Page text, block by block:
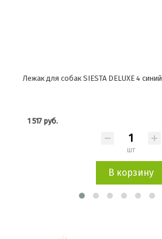
Лежак для собак SIESTA DELUXE 4 синий
1 517 руб.
шт
В корзину